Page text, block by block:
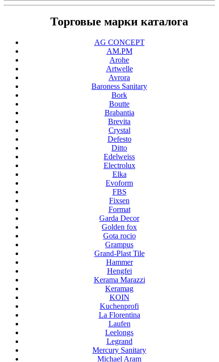
Торговые марки каталога
AG CONCEPT
AM.PM
Arohe
Artwelle
Avrora
Baroness Sanitary
Bork
Boutte
Brabantia
Brevita
Crystal
Defesto
Ditto
Edelweiss
Electrolux
Elka
Evoform
FBS
Fixsen
Format
Garda Decor
Golden fox
Gota rocio
Grampus
Grand-Plast Tile
Hammer
Hengfei
Kerama Marazzi
Keramag
KOIN
Kuchenprofi
La Florentina
Laufen
Leelongs
Legrand
Mercury Sanitary
Michael Aram